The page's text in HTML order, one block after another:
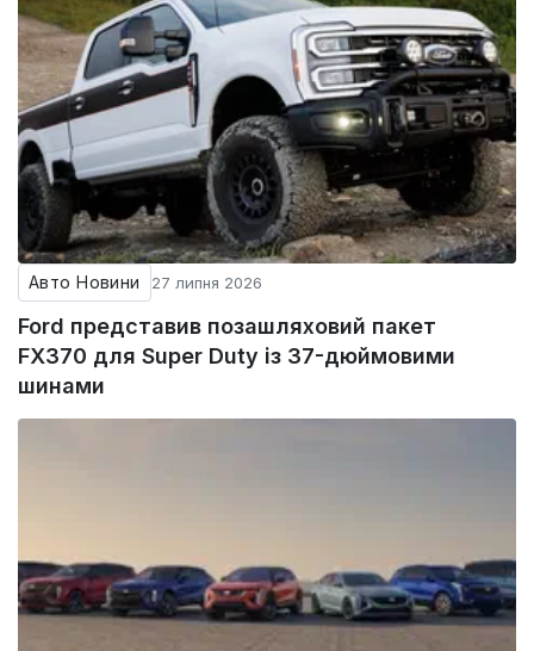
Авто Новини 27 липня 2026
Ford представив позашляховий пакет
FX370 для Super Duty із 37-дюймовими
шинами